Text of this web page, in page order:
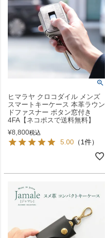
ヒマラヤ クロコダイル メンズ
スマートキーケース 本革ラウン
ドファスナー ボタン窓付き
4FA【ネコポスで送料無料】
¥8,800税込
5.00 （1件）